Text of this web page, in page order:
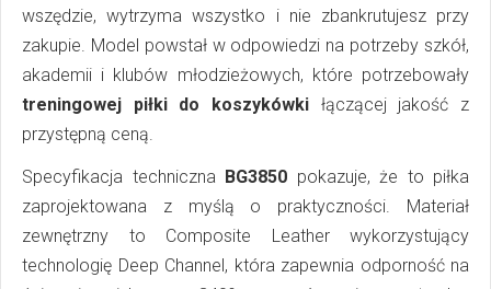
wszędzie, wytrzyma wszystko i nie zbankrutujesz przy
zakupie. Model powstał w odpowiedzi na potrzeby szkół,
akademii i klubów młodzieżowych, które potrzebowały
treningowej piłki do koszykówki łączącej jakość z
przystępną ceną.
Specyfikacja techniczna BG3850 pokazuje, że to piłka
zaprojektowana z myślą o praktyczności. Materiał
zewnętrzny to Composite Leather wykorzystujący
technologię Deep Channel, która zapewnia odporność na